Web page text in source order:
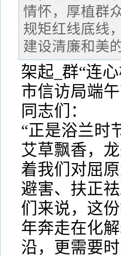
情怀，厚植群
规矩红线底线
建设清廉和美
架起_群“连
市信访局端
同志们：
“正是浴兰时
艾草飘香，
着我们对屈
避害、扶正
们来说，这
年奔走在化
沿，更需要